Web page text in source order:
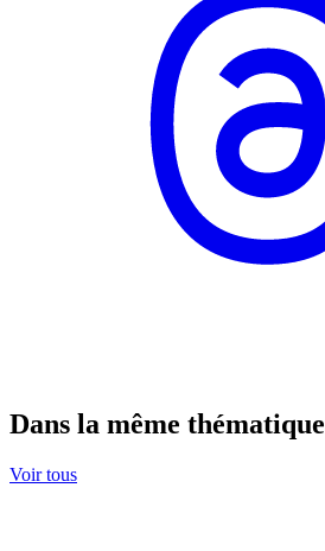
Dans la même thématique
Voir tous